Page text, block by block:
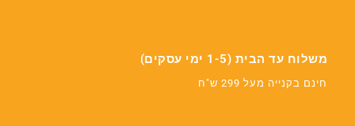
משלוח עד הבית (1-5 ימי עסקים)
חינם בקנייה מעל 299 ש"ח